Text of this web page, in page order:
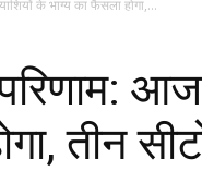
के भाग्य का फैसला होगा,...
आज
तीन